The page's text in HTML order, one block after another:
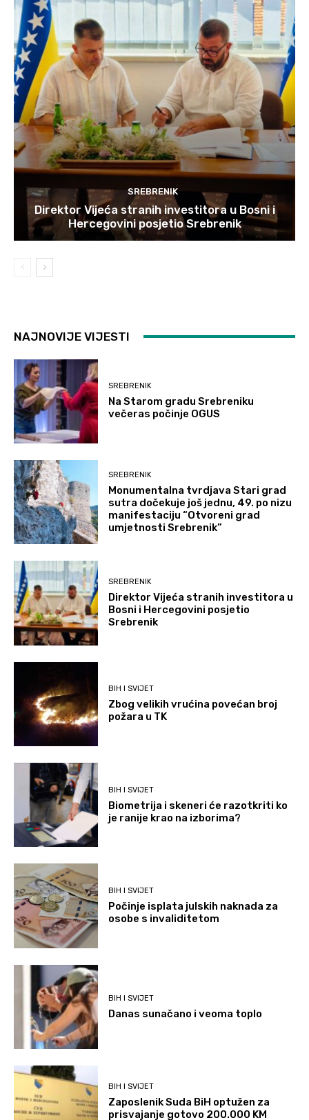
SREBRENIK
Direktor Vijeća stranih investitora u Bosni i
Hercegovini posjetio Srebrenik
NAJNOVIJE VIJESTI
SREBRENIK
Na Starom gradu Srebreniku
večeras počinje OGUS
SREBRENIK
Monumentalna tvrdjava Stari grad
sutra dočekuje još jednu, 49. po nizu
manifestaciju “Otvoreni grad
umjetnosti Srebrenik”
SREBRENIK
Direktor Vijeća stranih investitora u
Bosni i Hercegovini posjetio
Srebrenik
BIH I SVIJET
Zbog velikih vrućina povećan broj
požara u TK
BIH I SVIJET
Biometrija i skeneri će razotkriti ko
je ranije krao na izborima?
BIH I SVIJET
Počinje isplata julskih naknada za
osobe s invaliditetom
BIH I SVIJET
Danas sunačano i veoma toplo
BIH I SVIJET
Zaposlenik Suda BiH optužen za
prisvajanje gotovo 200.000 KM